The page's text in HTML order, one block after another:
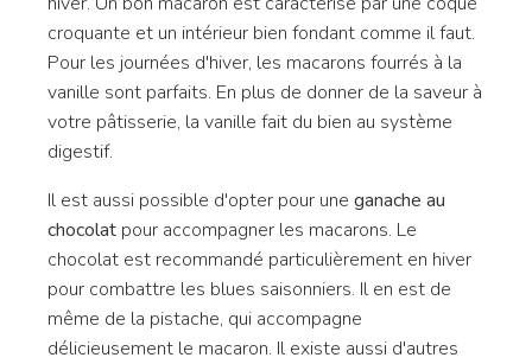
croquante et un intérieur bien fondant comme il faut.
Pour les journées d'hiver, les macarons fourrés à la
vanille sont parfaits. En plus de donner de la saveur à
votre pâtisserie, la vanille fait du bien au système
digestif.
Il est aussi possible d'opter pour une ganache au
chocolat pour accompagner les macarons. Le
chocolat est recommandé particulièrement en hiver
pour combattre les blues saisonniers. Il en est de
même de la pistache, qui accompagne
délicieusement le macaron. Il existe aussi d'autres